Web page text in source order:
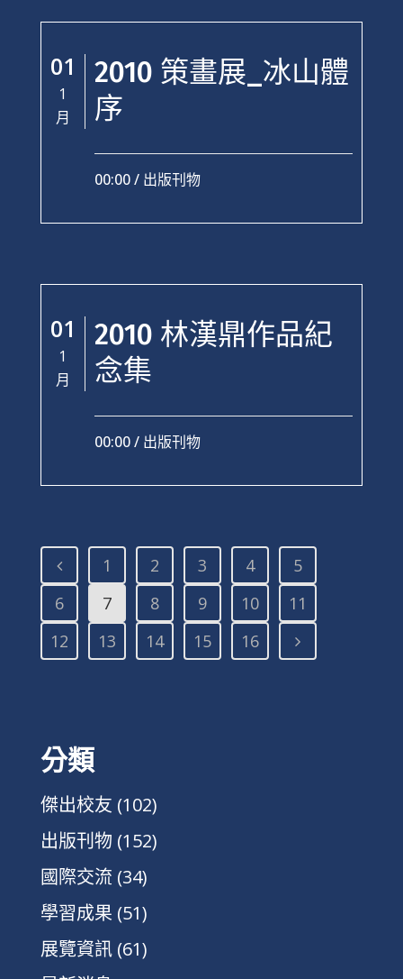
01
1
月
2010 策畫展_冰山體
序
00:00 / 出版刊物
01
1
月
2010 林漢鼎作品紀
念集
00:00 / 出版刊物
1 2 3 4
5
6
7 8 9 10
11
12
13 14 15 16
分類
傑出校友 (102)
出版刊物 (152)
國際交流 (34)
學習成果 (51)
展覽資訊(61)